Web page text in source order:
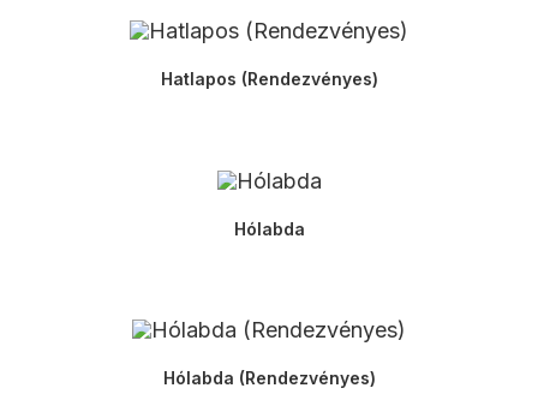
Hatlapos (Rendezvényes)
Hólabda
Hólabda (Rendezvényes)